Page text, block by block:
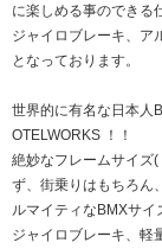
に楽しめる事のできる
ジャイロブレーキ、ア
となっております。
世界的に有名な日本人
OTELWORKS ！！
絶妙なフレームサイズ
ず、街乗りはもちろん
ルマイティなBMXサイ
ジャイロブレーキ、軽